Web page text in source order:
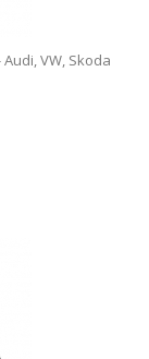
VW, Skoda